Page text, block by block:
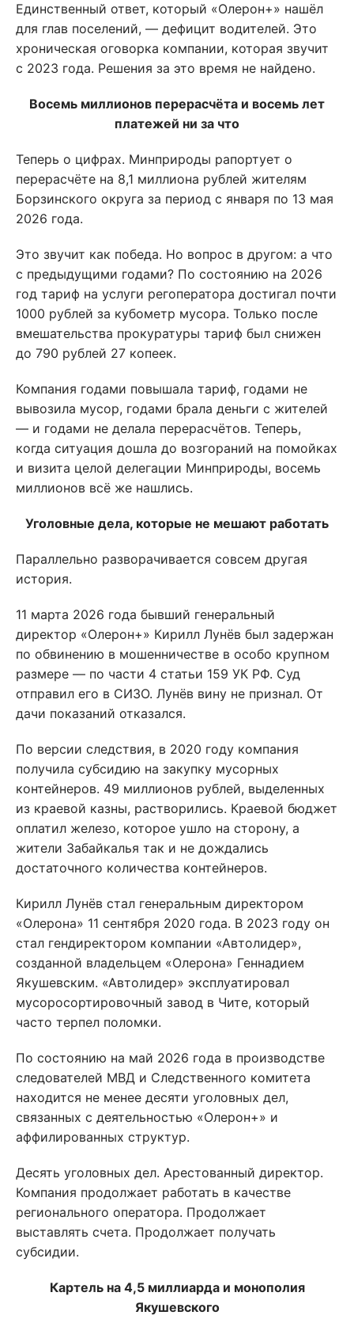
Единственный ответ, который «Олерон+» нашёл
для глав поселений, — дефицит водителей. Это
хроническая оговорка компании, которая звучит
с 2023 года. Решения за это время не найдено.
Восемь миллионов перерасчёта и восемь лет
платежей ни за что
Теперь о цифрах. Минприроды рапортует о
перерасчёте на 8,1 миллиона рублей жителям
Борзинского округа за период с января по 13 мая
2026 года.
Это звучит как победа. Но вопрос в другом: а что
с предыдущими годами? По состоянию на 2026
год тариф на услуги регоператора достигал почти
1000 рублей за кубометр мусора. Только после
вмешательства прокуратуры тариф был снижен
до 790 рублей 27 копеек.
Компания годами повышала тариф, годами не
вывозила мусор, годами брала деньги с жителей
— и годами не делала перерасчётов. Теперь,
когда ситуация дошла до возгораний на помойках
и визита целой делегации Минприроды, восемь
миллионов всё же нашлись.
Уголовные дела, которые не мешают работать
Параллельно разворачивается совсем другая
история.
11 марта 2026 года бывший генеральный
директор «Олерон+» Кирилл Лунёв был задержан
по обвинению в мошенничестве в особо крупном
размере — по части 4 статьи 159 УК РФ. Суд
отправил его в СИЗО. Лунёв вину не признал. От
дачи показаний отказался.
По версии следствия, в 2020 году компания
получила субсидию на закупку мусорных
контейнеров. 49 миллионов рублей, выделенных
из краевой казны, растворились. Краевой бюджет
оплатил железо, которое ушло на сторону, а
жители Забайкалья так и не дождались
достаточного количества контейнеров.
Кирилл Лунёв стал генеральным директором
«Олерона» 11 сентября 2020 года. В 2023 году он
стал гендиректором компании «Автолидер»,
созданной владельцем «Олерона» Геннадием
Якушевским. «Автолидер» эксплуатировал
мусоросортировочный завод в Чите, который
часто терпел поломки.
По состоянию на май 2026 года в производстве
следователей МВД и Следственного комитета
находится не менее десяти уголовных дел,
связанных с деятельностью «Олерон+» и
аффилированных структур.
Десять уголовных дел. Арестованный директор.
Компания продолжает работать в качестве
регионального оператора. Продолжает
выставлять счета. Продолжает получать
субсидии.
Картель на 4,5 миллиарда и монополия
Якушевского